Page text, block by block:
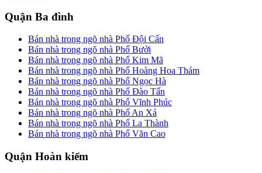
Quận Ba đình
Bán nhà trong ngõ nhà Phố Đội Cấn
Bán nhà trong ngõ nhà Phố Bưởi
Bán nhà trong ngõ nhà Phố Kim Mã
Bán nhà trong ngõ nhà Phố Hoàng Hoa Thám
Bán nhà trong ngõ nhà Phố Ngọc Hà
Bán nhà trong ngõ nhà Phố Đào Tấn
Bán nhà trong ngõ nhà Phố Vĩnh Phúc
Bán nhà trong ngõ nhà Phố An Xá
Bán nhà trong ngõ nhà Phố La Thành
Bán nhà trong ngõ nhà Phố Văn Cao
Quận Hoàn kiếm